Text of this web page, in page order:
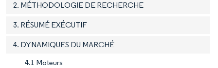
2. MÉTHODOLOGIE DE RECHERCHE
3. RÉSUMÉ EXÉCUTIF
4. DYNAMIQUES DU MARCHÉ
4.1 Moteurs